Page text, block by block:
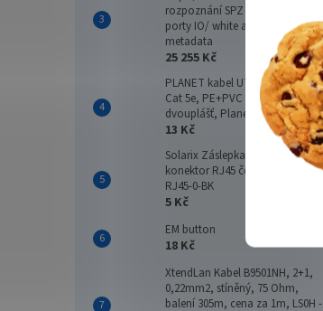
rozpoznání SPZ na 3-10m/
porty IO/ white a blacklist/
metadata
25 255 Kč
PLANET kabel UTP, drát, 4pár,
Cat 5e, PE+PVC venkovní
dvouplášť, Planet Elite, Dca 1m
13 Kč
Solarix Záslepka pro female
konektor RJ45 černá plastová
RJ45-0-BK
5 Kč
EM button
18 Kč
XtendLan Kabel B9501NH, 2+1,
0,22mm2, stíněný, 75 Ohm,
balení 305m, cena za 1m, LS0H -